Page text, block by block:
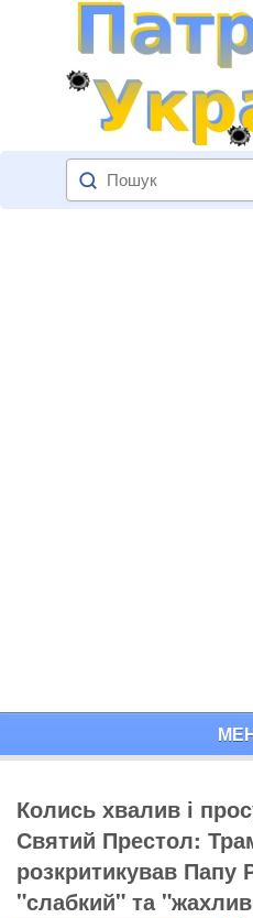
Колись хвалив і
Святий Престол:
розкритикував Папу
"слабкий" та